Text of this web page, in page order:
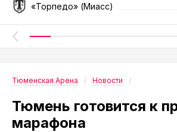
«Торпедо» (Миасс)
Тюменская Арена Новости
Тюмень готовится к
марафона